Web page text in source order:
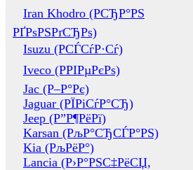
Iran Khodro (РСЂР°РЅ
РҐРѕРЅРґСЂРѕ)
Isuzu (РСЃСѓР·Сѓ)
Iveco (РРІРµРєРѕ)
Jac (Р–Р°Рє)
Jaguar (РЇРіСѓР°СЂ)
Jeep (Р”Р¶РёРї)
Karsan (РљР°СЂСЃР°РЅ)
Kia (РљРёР°)
Lancia (Р›Р°РЅС‡РёСЏ,